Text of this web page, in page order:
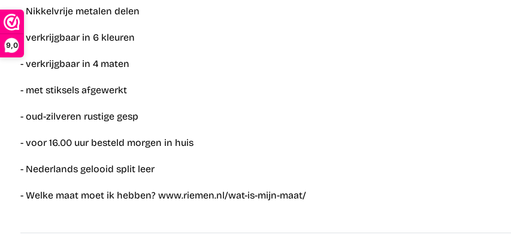
9,0
- Nikkelvrije metalen delen
- verkrijgbaar in 6 kleuren
- verkrijgbaar in 4 maten
- met stiksels afgewerkt
- oud-zilveren rustige gesp
- voor 16.00 uur besteld morgen in huis
- Nederlands gelooid split leer
- Welke maat moet ik hebben? www.riemen.nl/wat-is-mijn-maat/